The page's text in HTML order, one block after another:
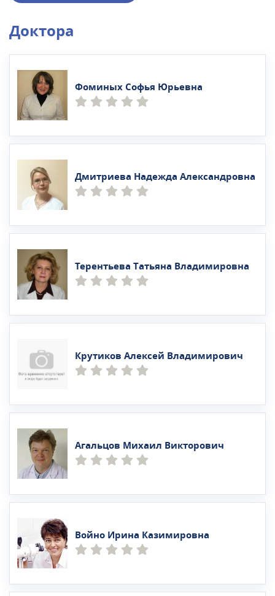
Доктора
Фоминых Софья Юрьевна
Дмитриева Надежда Александровна
Терентьева Татьяна Владимировна
Крутиков Алексей Владимирович
Агальцов Михаил Викторович
Войно Ирина Казимировна